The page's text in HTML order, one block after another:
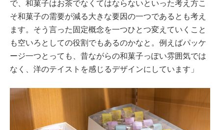
で、和菓子はお茶でなくてはならないといった考え方こ
そ和菓子の需要が減る大きな要因の一つであるとも考え
ます。そう言った固定概念を一つひとつ変えていくこと
も空いろとしての役割でもあるのかなと。例えばパッケ
ージ一つとっても、昔ながらの和菓子っぽい雰囲気では
なく、洋のテイストを感じるデザインにしています」